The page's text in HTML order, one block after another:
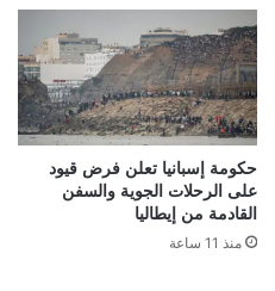
حكومة إسبانيا تعلن فرض قيود
على الرحلات الجوية والسفن
القادمة من إيطاليا
منذ 11 ساعة